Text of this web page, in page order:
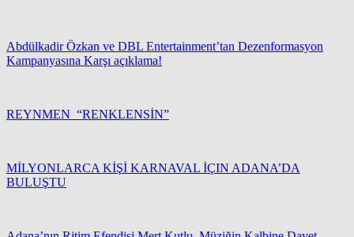
Abdülkadir Özkan ve DBL Entertainment’tan Dezenformasyon
Kampanyasına Karşı açıklama!
REYNMEN “RENKLENSİN”
MİLYONLARCA KİŞİ KARNAVAL İÇIN ADANA’DA
BULUŞTU